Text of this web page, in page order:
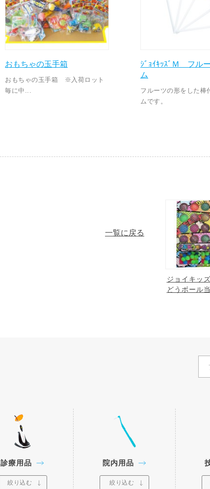
おもちゃの玉手箱
おもちゃの玉手箱 ※入荷ロット
毎に中...
ｼﾞｮｲｷｯｽﾞＭ フル
ム
フルーツの形をした棒
ムです。
一覧に戻る
ジョイキッ
どうボール
診療用品
絞り込む
院内用品
絞り込む